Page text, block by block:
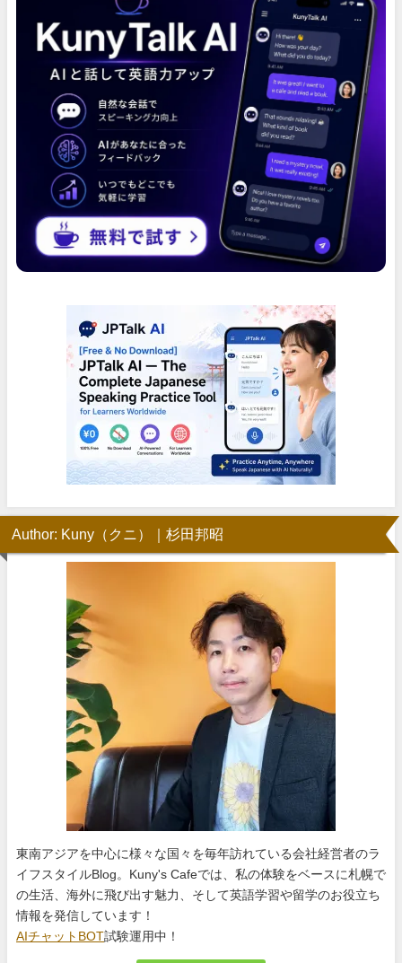
Author: Kuny（クニ）｜杉田邦昭
東南アジアを中心に様々な国々を毎年訪れている会社経営者のラ
イフスタイルBlog。Kuny's Cafeでは、私の体験をベースに札幌で
の生活、海外に飛び出す魅力、そして英語学習や留学のお役立ち
情報を発信しています！
AIチャットBOT試験運用中！